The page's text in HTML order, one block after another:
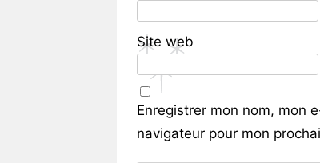
Site web
Enregistrer mon nom, mon
navigateur pour mon